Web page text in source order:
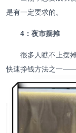
是有一定要求的。
4：夜市摆摊
很多人瞧不上摆
快速挣钱方法之一——